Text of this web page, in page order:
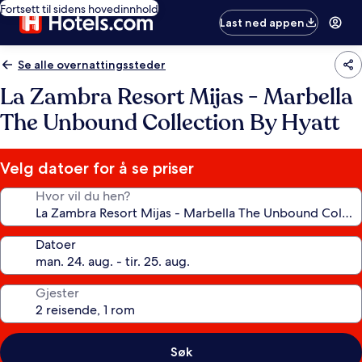
Fortsett til sidens hovedinnhold
Last ned appen
Se alle overnattingssteder
La Zambra Resort Mijas - Marbella
The Unbound Collection By Hyatt
Velg datoer for å se priser
Hvor vil du hen?
Datoer
Gjester
Søk